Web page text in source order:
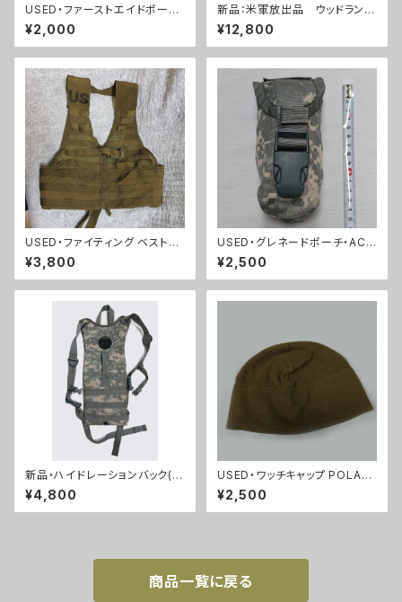
USED・ファーストエイドポー
チ・USMC 海兵隊(A0117)
¥2,000
新品：米軍放出品 ウッドラン
ド ポンチョ(A0215)
¥12,800
USED・ファイティング ベスト・
MOLLE コヨーテ(A0011)
¥3,800
USED・グレネードポーチ・ACU
フラッシュバン(A0045)
¥2,500
新品・ハイドレーションバック(A
CU)(A0062)
¥4,800
USED・ワッチキャップ POLAR
TEC・USMC コヨーテ フリース
(A0061)
¥2,500
商品一覧に戻る